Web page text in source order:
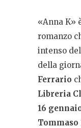
«Anna K»
romanzo
intenso
della
Ferrario
Libreria
16
Tommaso